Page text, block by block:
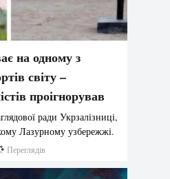
на одному з
світу –
проігнорував
ради Укрзалізниці,
Лазурному узбережжі.
Переглядів